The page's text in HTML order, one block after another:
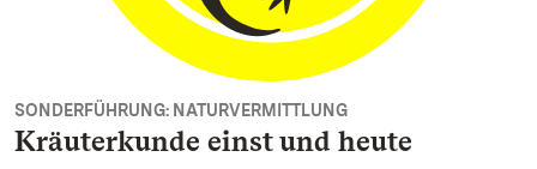
SONDERFÜHRUNG: NATURVERMITTLUNG
Kräuterkunde einst und heute